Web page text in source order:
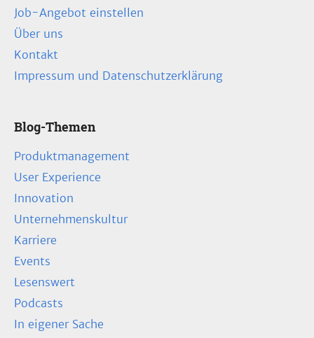
Job-Angebot einstellen
Über uns
Kontakt
Impressum und Datenschutzerklärung
Blog-Themen
Produktmanagement
User Experience
Innovation
Unternehmenskultur
Karriere
Events
Lesenswert
Podcasts
In eigener Sache